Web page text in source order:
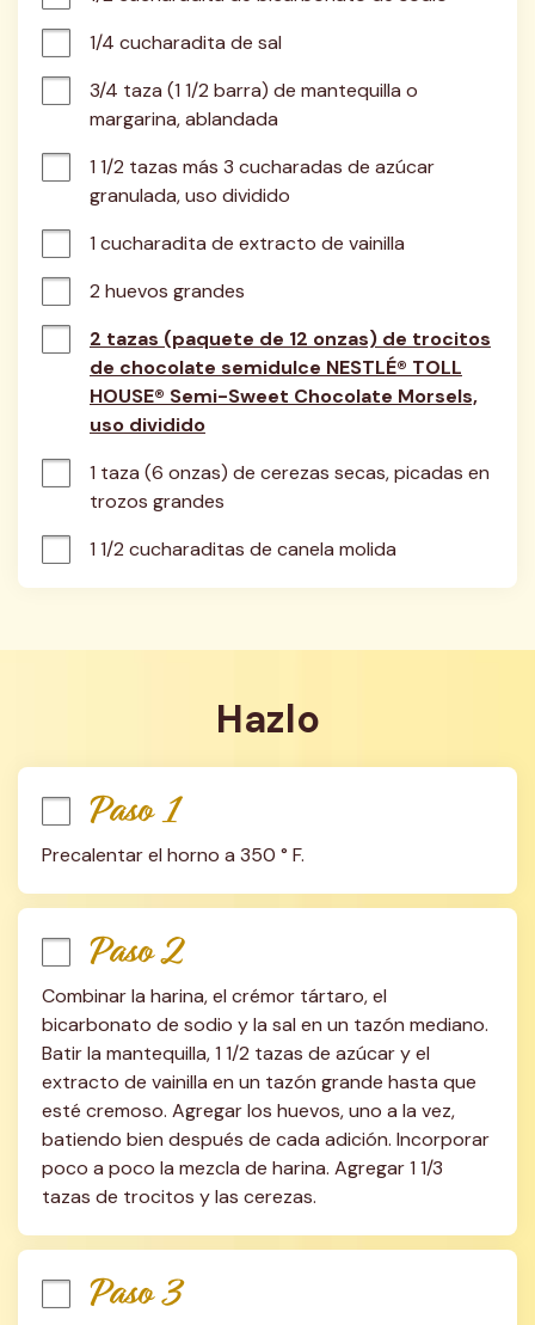
1/4 cucharadita de sal
3/4 taza (1 1/2 barra) de mantequilla o
margarina, ablandada
1 1/2 tazas más 3 cucharadas de azúcar
granulada, uso dividido
1 cucharadita de extracto de vainilla
2 huevos grandes
2 tazas (paquete de 12 onzas) de trocitos
de chocolate semidulce NESTLÉ® TOLL
HOUSE® Semi-Sweet Chocolate Morsels,
uso dividido
1 taza (6 onzas) de cerezas secas, picadas en
trozos grandes
1 1/2 cucharaditas de canela molida
Hazlo
Paso 1
Precalentar el horno a 350 ° F.
Paso 2
Combinar la harina, el crémor tártaro, el
bicarbonato de sodio y la sal en un tazón mediano.
Batir la mantequilla, 1 1/2 tazas de azúcar y el
extracto de vainilla en un tazón grande hasta que
esté cremoso. Agregar los huevos, uno a la vez,
batiendo bien después de cada adición. Incorporar
poco a poco la mezcla de harina. Agregar 1 1/3
tazas de trocitos y las cerezas.
Paso 3